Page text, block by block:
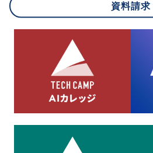
8.cookieにより取得・分析した情報と
当社は第三者が運営するデータ・マ
ームからcookieにより収集されたウェ
析結果を取得し、これをお客様の個人
で、広告配信等の目的で利用いたしま
資料請求